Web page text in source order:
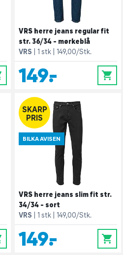
VRS herre jeans regular fit
str. 36/34 - mørkeblå
VRS
1 stk 149,00/Stk.
149,- 0
SKARP
PRIS
BILKA AVISEN
VRS herre jeans slim fit str.
34/34 - sort
VRS
1 stk 149,00/Stk.
149,- 0